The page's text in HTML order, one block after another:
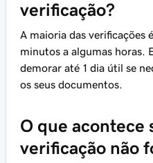
verificação?
A maioria das verificações
minutos a algumas horas.
demorar até 1 dia útil se
os seus documentos.
O que acontece
verificação não